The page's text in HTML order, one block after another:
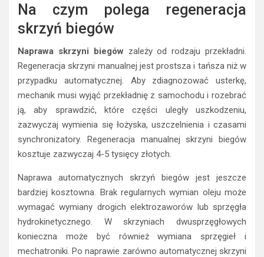
Na czym polega regeneracja
skrzyń biegów
Naprawa skrzyni biegówzależy od rodzaju przekładni.
Regeneracja skrzyni manualnej jest prostsza i tańsza niż w
przypadku automatycznej. Aby zdiagnozować usterkę,
mechanik musi wyjąć przekładnię z samochodu i rozebrać
ją, aby sprawdzić, które części uległy uszkodzeniu,
zazwyczaj wymienia się łożyska, uszczelnienia i czasami
synchronizatory. Regeneracja manualnej skrzyni biegów
kosztuje zazwyczaj 4-5 tysięcy złotych.
Naprawa automatycznych skrzyń biegów jest jeszcze
bardziej kosztowna. Brak regularnych wymian oleju może
wymagać wymiany drogich elektrozaworów lub sprzęgła
hydrokinetycznego. W skrzyniach dwusprzęgłowych
konieczna może być również wymiana sprzęgieł i
mechatroniki. Po naprawie zarówno automatycznej skrzyni